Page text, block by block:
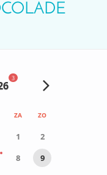
3
ZA ZO
1
2
8
9